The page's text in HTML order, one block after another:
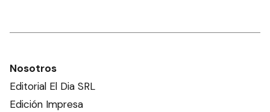
Nosotros
Editorial El Dia SRL
Edición Impresa